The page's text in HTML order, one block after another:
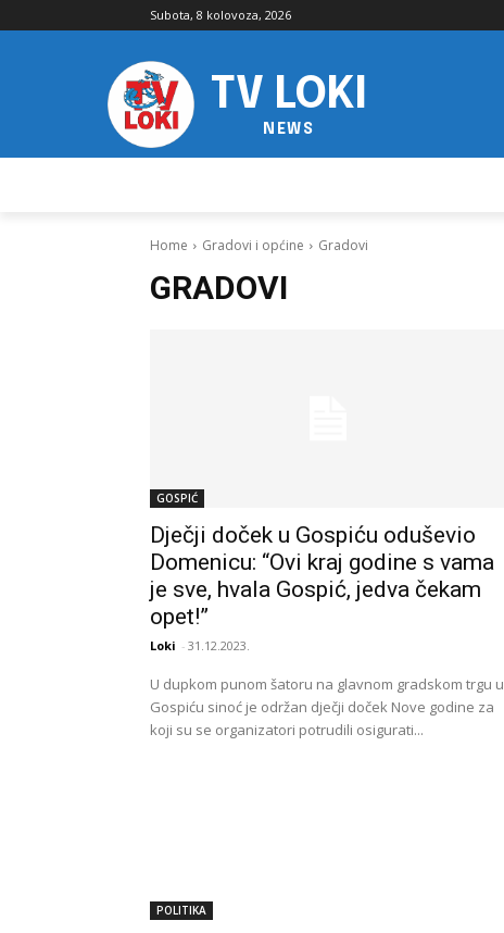
Subota, 8 kolovoza, 2026
TV LOKI
NEWS
Home Gradovi i općine Gradovi
GRADOVI
GOSPIĆ
Dječji doček u Gospiću oduševio
Domenicu: “Ovi kraj godine s vama
je sve, hvala Gospić, jedva čekam
opet!”
Loki - 31.12.2023.
U dupkom punom šatoru na glavnom gradskom trgu u
Gospiću sinoć je održan dječji doček Nove godine za
koji su se organizatori potrudili osigurati...
POLITIKA